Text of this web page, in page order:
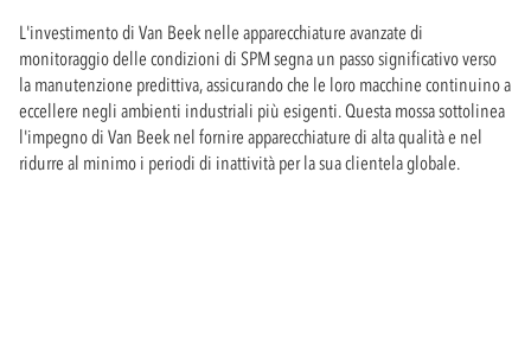
L'investimento di Van Beek nelle apparecchiature avanzate di
monitoraggio delle condizioni di SPM segna un passo significativo verso
la manutenzione predittiva, assicurando che le loro macchine continuino a
eccellere negli ambienti industriali più esigenti. Questa mossa sottolinea
l'impegno di Van Beek nel fornire apparecchiature di alta qualità e nel
ridurre al minimo i periodi di inattività per la sua clientela globale.